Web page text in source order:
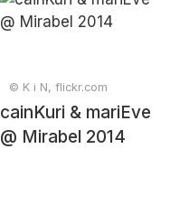
© K i N, flickr.com
cainKuri & mariEve
@ Mirabel 2014